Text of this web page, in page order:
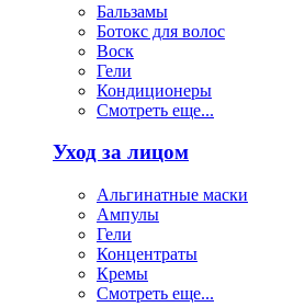
Бальзамы
Ботокс для волос
Воск
Гели
Кондиционеры
Смотреть еще...
Уход за лицом
Альгинатные маски
Ампулы
Гели
Концентраты
Кремы
Смотреть еще...